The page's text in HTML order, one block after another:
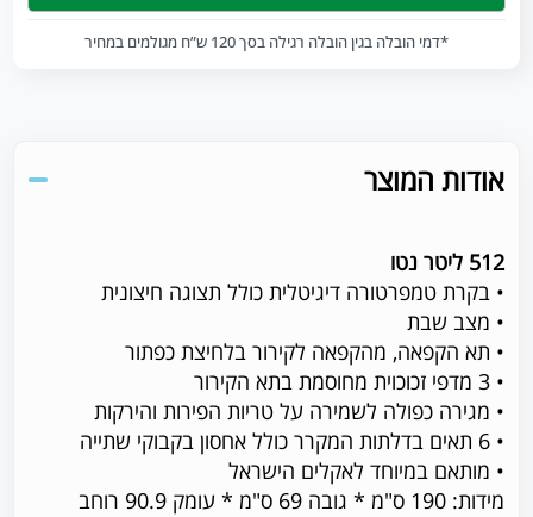
*דמי הובלה בגין הובלה רגילה בסך 120 ש”ח מגולמים במחיר
אודות המוצר
512 ליטר נטו
• בקרת טמפרטורה דיגיטלית כולל תצוגה חיצונית
• מצב שבת
• תא הקפאה, מהקפאה לקירור בלחיצת כפתור
• 3 מדפי זכוכוית מחוסמת בתא הקירו
ר
• מגירה כפולה לשמירה על טריות הפירות והירקות
• 6 תאים בדלתות המקרר כולל אחסון בקבוקי שתייה
• מותאם במיוחד לאקלים הישראל
מידות:190 ס"מ * גובה 69 ס"מ * עומק 90.9 רוחב